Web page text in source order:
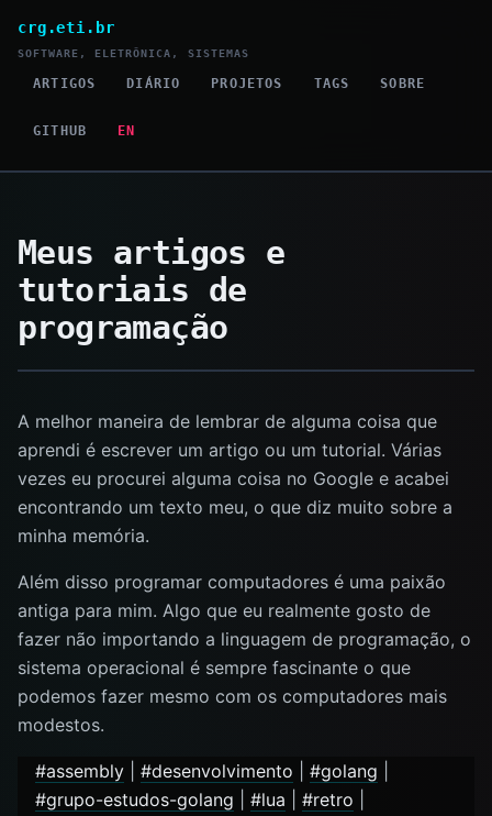
crg.eti.br
SOFTWARE, ELETRÔNICA, SISTEMAS
ARTIGOS DIÁRIO PROJETOS TAGS SOBRE
GITHUB EN
Meus artigos e
tutoriais de
programação
A melhor maneira de lembrar de alguma coisa que
aprendi é escrever um artigo ou um tutorial. Várias
vezes eu procurei alguma coisa no Google e acabei
encontrando um texto meu, o que diz muito sobre a
minha memória.
Além disso programar computadores é uma paixão
antiga para mim. Algo que eu realmente gosto de
fazer não importando a linguagem de programação, o
sistema operacional é sempre fascinante o que
podemos fazer mesmo com os computadores mais
modestos.
#assembly #desenvolvimento #golang
#grupo-estudos-golang
#lua #retro